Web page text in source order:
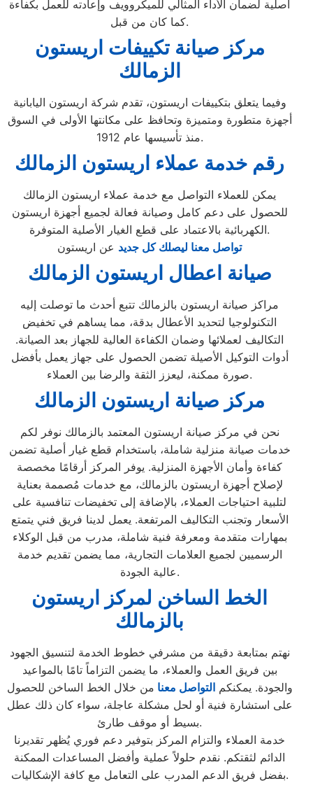
أصلية لضمان الأداء المثالي للميكروويف وإعادته للعمل بكفاءة
كما كان من قبل.
مركز صيانة تكييفات اريستون
الزمالك
وفيما يتعلق بتكييفات اريستون، تقدم شركة اريستون اليابانية
أجهزة متطورة ومتميزة وتحافظ على مكانتها الأولى في السوق
منذ تأسيسها عام 1912.
رقم خدمة عملاء اريستون الزمالك
يمكن للعملاء التواصل مع خدمة عملاء اريستون الزمالك
للحصول على دعم كامل وصيانة فعالة لجميع أجهزة اريستون
الكهربائية بالاعتماد على قطع الغيار الأصلية المتوفرة.
تواصل معنا ليصلك كل جديد عن اريستون
صيانة اعطال اريستون الزمالك
مراكز صيانة اريستون بالزمالك تتبع أحدث ما توصلت إليه
التكنولوجيا لتحديد الأعطال بدقة، مما يساهم في تخفيض
التكاليف لعملائها وضمان الكفاءة العالية للجهاز بعد الصيانة.
أدوات التوكيل الأصيلة تضمن الحصول على جهاز يعمل بأفضل
صورة ممكنة، ليعزز الثقة والرضا بين العملاء.
مركز صيانة اريستون الزمالك
نحن في مركز صيانة اريستون المعتمد بالزمالك نوفر لكم
خدمات صيانة منزلية شاملة، باستخدام قطع غيار أصلية تضمن
كفاءة وأمان الأجهزة المنزلية. يوفر المركز أرقامًا مخصصة
لإصلاح أجهزة اريستون بالزمالك، مع خدمات مُصممة بعناية
لتلبية احتياجات العملاء، بالإضافة إلى تخفيضات تنافسية على
الأسعار وتجنب التكاليف المرتفعة. يعمل لدينا فريق فني يتمتع
بمهارات متقدمة ومعرفة فنية شاملة، مدرب من قبل الوكلاء
الرسميين لجميع العلامات التجارية، مما يضمن تقديم خدمة
عالية الجودة.
الخط الساخن لمركز اريستون
بالزمالك
نهتم بمتابعة دقيقة من مشرفي خطوط الخدمة لتنسيق الجهود
بين فريق العمل والعملاء، ما يضمن التزاماً تامًا بالمواعيد
والجودة. يمكنكمالتواصل معنا من خلال الخط الساخن للحصول
على استشارة فنية أو لحل مشكلة عاجلة، سواء كان ذلك عطل
بسيط أو موقف طارئ.
خدمة العملاء والتزام المركز بتوفير دعم فوري يُظهر تقديرنا
الدائم لثقتكم. نقدم حلولاً عملية وأفضل المساعدات الممكنة
بفضل فريق الدعم المدرب على التعامل مع كافة الإشكاليات.